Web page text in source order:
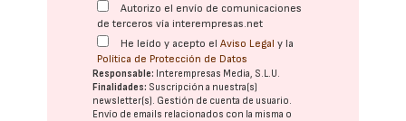
Autorizo el envío de comunicaciones
de terceros vía interempresas.net
He leído y acepto elAviso Legal y la
Política de Protección de Datos
Responsable: Interempresas Media, S.L.U.
Finalidades: Suscripción a nuestra(s)
newsletter(s). Gestión de cuenta de usuario.
Envío de emails relacionados con la misma o